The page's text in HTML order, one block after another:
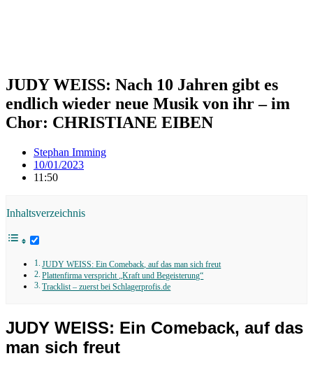
JUDY WEISS: Nach 10 Jahren gibt es
endlich wieder neue Musik von ihr – im
Chor: CHRISTIANE EIBEN
Stephan Imming
10/01/2023
11:50
Inhaltsverzeichnis
JUDY WEISS: Ein Comeback, auf das man sich freut
Plattenfirma verspricht „Kraft und Begeisterung“
Tracklist – zuerst bei Schlagerprofis.de
JUDY WEISS: Ein Comeback, auf das
man sich freut